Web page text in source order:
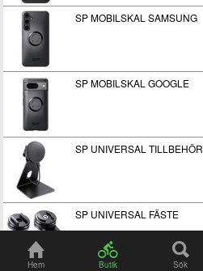
SP MOBILSKAL SAMSUNG
SP MOBILSKAL GOOGLE
SP UNIVERSAL TILLBEHÖR
SP UNIVERSAL FÄSTE
Hem Butik Sök